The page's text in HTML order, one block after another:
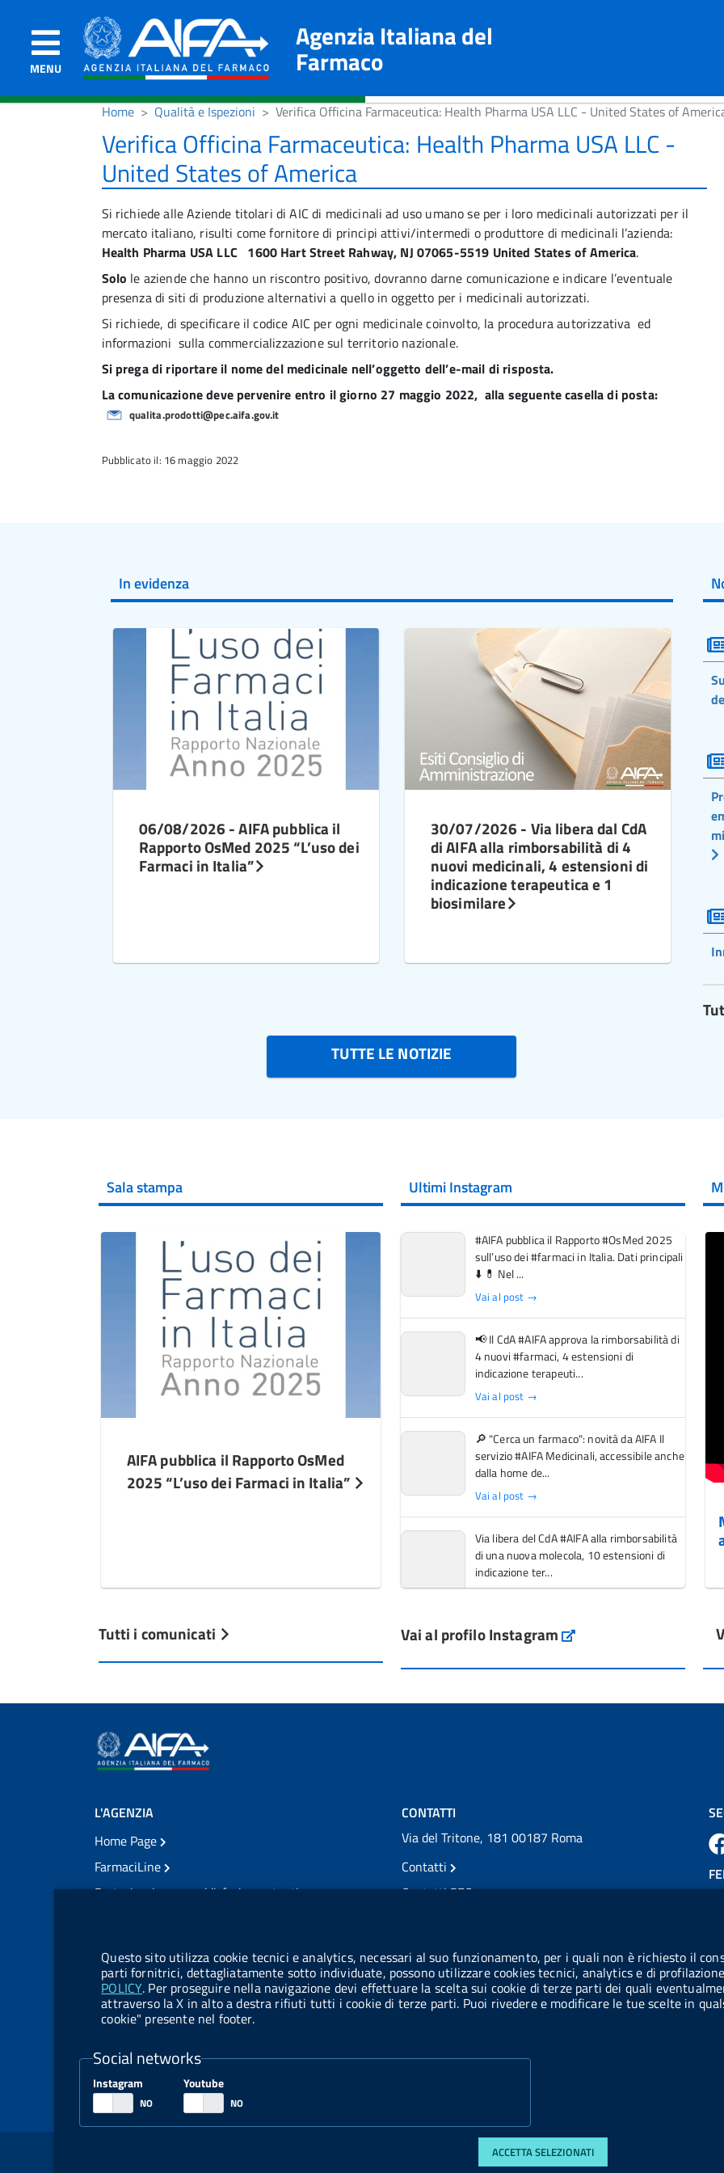
MENU
Agenzia Italiana del
Farmaco
Home Qualità e Ispezioni Verifica Officina Farmaceutica: Health Pharma USA LLC - United States of
Verifica Officina Farmaceutica: Health Pharma USA LLC -
United States of America
Si richiede alle Aziende titolari di AIC di medicinali ad uso umano se per i loro medicinali autorizzati per il
mercato italiano, risulti come fornitore di principi attivi/intermedi o produttore di medicinali l’azienda:
Health Pharma USA LLC 1600 Hart Street Rahway, NJ 07065-5519 United States of America.
Solo le aziende che hanno un riscontro positivo, dovranno darne comunicazione e indicare l’eventuale
presenza di siti di produzione alternativi a quello in oggetto per i medicinali autorizzati.
Si richiede, di specificare il codice AIC per ogni medicinale coinvolto, la procedura autorizzativa ed
informazioni sulla commercializzazione sul territorio nazionale.
Si prega di riportare il nome del medicinale nell’oggetto dell’e-mail di risposta.
La comunicazione deve pervenire entro il giorno 27 maggio 2022, alla seguente casella di posta:
qualita.prodotti@pec.aifa.gov.it
Pubblicato il: 16 maggio 2022
In evidenza
06/08/2026 - AIFA pubblica il
Rapporto OsMed 2025 “L’uso dei
Farmaci in Italia”
30/07/2026 - Via libera dal CdA
di AIFA alla rimborsabilità di 4
nuovi medicinali, 4 estensioni di
indicazione terapeutica e 1
biosimilare
TUTTE LE NOTIZIE
Sala stampa
AIFA pubblica il Rapporto OsMed
2025 “L’uso dei Farmaci in Italia”
Tutti i comunicati
Ultimi Instagram
#AIFA pubblica il Rapporto #OsMed 2025
sull’uso dei #farmaci in Italia. Dati principali
⬇️ 💊 Nel ...
Vai al post →
📢 Il CdA #AIFA approva la rimborsabilità di
4 nuovi #farmaci, 4 estensioni di
indicazione terapeuti...
Vai al post →
🔎 "Cerca un farmaco": novità da AIFA Il
servizio #AIFA Medicinali, accessibile anche
dalla home de...
Vai al post →
Via libera del CdA #AIFA alla rimborsabilità
di una nuova molecola, 10 estensioni di
indicazione ter...
L'Italia si conferma tra i primi Paesi europei
dal Servi...
Vai al profilo Instagram Instagram
Questo sito utilizza cookie tecnici e analytics, necessari al suo funzionamento, per i quali non è richiesto il
parti fornitrici, dettagliatamente sotto individuate, possono utilizzare cookies tecnici, analytics e di
POLICY. Per proseguire nella navigazione devi effettuare la scelta sui cookie di terze parti dei quali
attraverso la X in alto a destra rifiuti tutti i cookie di terze parti. Puoi rivedere e modificare le tue scelte in
cookie" presente nel footer.
Social networks
Instagram Youtube
ACCETTA SELEZIONATI
L'AGENZIA
Home Page
FarmaciLine
Partecipazione e soddisfazione utenti
Amministrazione Trasparente
Atti di notifica
Pubblicità legale
TrovaNormeFarmaco
Bandi di Gara e Contratti
CONTATTI
Via del Tritone, 181 00187 Roma
Contatti
Contatti PEC
Codice Fiscale: 97345810580
Codice IPA AIFA: aifa_rm
Codice IPA UCB: UFE1TR
Obiettivi di accessibilità Statistiche sito